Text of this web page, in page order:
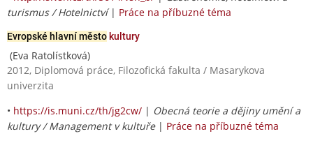
turismus / Hotelnictví| Práce na příbuzné téma
Evropské hlavní město kultury
(Eva Ratolístková)
2012, Diplomová práce, Filozofická fakulta / Masarykova
univerzita
• https://is.muni.cz/th/jg2cw/ | Obecná teorie a dějiny umění a
kultury / Management v kultuře| Práce na příbuzné téma